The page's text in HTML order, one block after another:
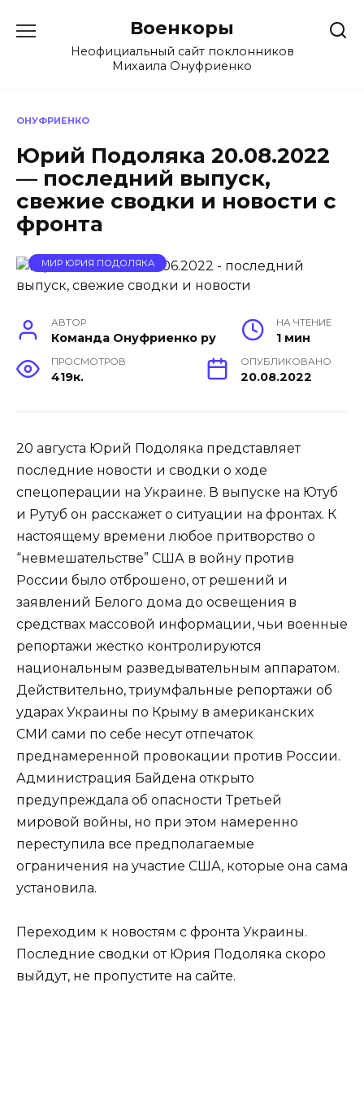
содержанию
Военкоры
Неофициальный сайт поклонников
Михаила Онуфриенко
ОНУФРИЕНКО
Юрий Подоляка 20.08.2022
— последний выпуск,
свежие сводки и новости с
фронта
МИР ЮРИЯ ПОДОЛЯКА
АВТОР
Команда Онуфриенко ру
НА ЧТЕНИЕ
1 мин
ПРОСМОТРОВ
419к.
ОПУБЛИКОВАНО
20.08.2022
20 августа Юрий Подоляка представляет
последние новости и сводки о ходе
спецоперации на Украине. В выпуске на Ютуб
и Рутуб он расскажет о ситуации на фронтах. К
настоящему времени любое притворство о
“невмешательстве” США в войну против
России было отброшено, от решений и
заявлений Белого дома до освещения в
средствах массовой информации, чьи военные
репортажи жестко контролируются
национальным разведывательным аппаратом.
Действительно, триумфальные репортажи об
ударах Украины по Крыму в американских
СМИ сами по себе несут отпечаток
преднамеренной провокации против России.
Администрация Байдена открыто
предупреждала об опасности Третьей
мировой войны, но при этом намеренно
переступила все предполагаемые
ограничения на участие США, которые она сама
установила.
Переходим к новостям с фронта Украины.
Последние сводки от Юрия Подоляка скоро
выйдут, не пропустите на сайте.